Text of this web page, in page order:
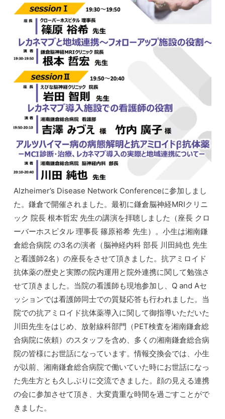
Alzheimer’s Disease Network Conferenceに参加しまし
た。鎌倉で開催されました。最初に鎌倉脳神経MRIクリニ
ック 院長 根本哲宏 先生の講演を拝聴しました（座長 クロ
ーバーホスピタル 理事長 篠原裕希 先生）。小生は湘南鎌
倉総合病院 の3名の演者（脳神経内科 部長 川田純也 先生
と看護師2名）の座長をさせて頂きました。抗アミロイド
抗体薬の歴史と実際の院内運用と院外連携に関して勉強さ
せて頂きました。当院の看護師も現地参加し、Q and Aセ
ッションでは看護師同士での質疑応答も行われました。当
院での抗アミロイド抗体薬導入に関して御指導いただいた
川田先生をはじめ、放射線科部門（PET検査を湘南鎌倉総
合病院に依頼）のスタッフを含め、多くの湘南鎌倉総合病
院の皆様にお世話になっています。情報交換会では、小生
が以前、湘南鎌倉総合病院で働いていた時にお世話になっ
た先生方とも久しぶりに交流できました。顔の見える連携
の会に参加させて頂き、大変貴重な時間を過ごすことがで
きました。